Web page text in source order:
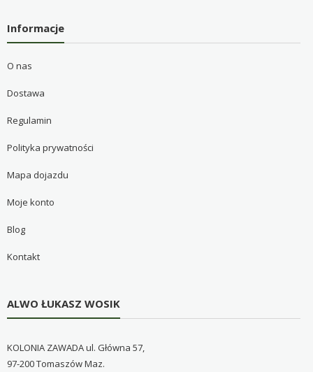
Informacje
O nas
Dostawa
Regulamin
Polityka prywatności
Mapa dojazdu
Moje konto
Blog
Kontakt
ALWO ŁUKASZ WOSIK
KOLONIA ZAWADA ul. Główna 57,
97-200 Tomaszów Maz.